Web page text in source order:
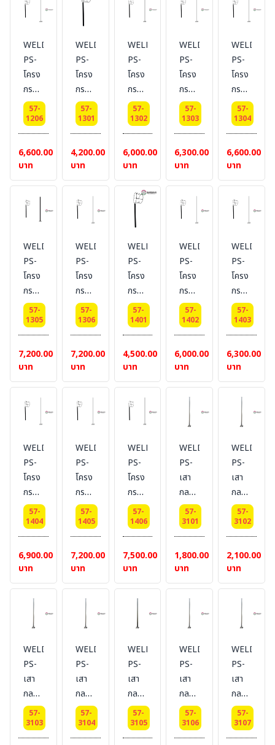
สูง 1
เมตร
สูง
1.5
สูง 2
เมตร
สูง
2.5
WELDING-
PS-
โครง
กรวย
ลม
บอก
ทิศทาง
Dai
30
cm.
สูง 3
เมตร
57-
1206
6,600.00
บาท
WELDING-
PS-
โครง
กรวย
ลม
บอก
ทิศทาง
Dai
45
cm.
57-
1301
4,200.00
บาท
WELDING-
PS-
โครง
กรวย
ลม
บอก
ทิศทาง
Dai
45
cm.
เสา
สูง 1
เมตร
57-
1302
6,000.00
บาท
WELDING-
PS-
โครง
กรวย
ลม
บอก
ทิศทาง
Dai
45
cm.
สูง
1.5
57-
1303
6,300.00
บาท
WELDING-
PS-
โครง
กรวย
ลม
บอก
ทิศทาง
Dai
45
cm.
สูง 2
เมตร
57-
1304
6,600.00
บาท
WELDING-
PS-
โครง
กรวย
ลม
บอก
ทิศทาง
Dai
45
cm.
สูง
2.5
57-
1305
7,200.00
บาท
WELDING-
PS-
โครง
กรวย
ลม
บอก
ทิศทาง
Dai
45
cm.
สูง 3
เมตร
57-
1306
7,200.00
บาท
WELDING-
PS-
โครง
กรวย
ลม
บอก
ทิศทาง
Dai
50
cm.
57-
1401
4,500.00
บาท
WELDING-
PS-
โครง
กรวย
ลม
บอก
ทิศทาง
Dai
50
cm.
เสา
สูง 1
เมตร
57-
1402
6,000.00
บาท
WELDING-
PS-
โครง
กรวย
ลม
บอก
ทิศทาง
ลม
Dia.50
Cm.
พร้อม
เสา
สูง
m.
57-
1403
6,300.00
บาท
WELDING-
PS-
โครง
กรวย
ลม
บอก
ทิศทาง
Dai
50
cm.
เสา
สูง 2
เมตร
57-
1404
6,900.00
บาท
WELDING-
PS-
โครง
กรวย
ลม
บอก
ทิศทาง
Dai
50
cm.
เสา
2.5
57-
1405
7,200.00
บาท
WELDING-
PS-
โครง
กรวย
ลม
บอก
ทิศทาง
Dai
50
cm.
เสา
สูง 3
เมตร
57-
1406
7,500.00
บาท
WELDING-
PS-
เสา
กลม
พ่นสี
รอง
พื้น
กัน
สนิม
พ่นสี
ภายนอก
สีบร
อนด์
1 นิ้ว
สูง 1
เมตร
+
เพลท
ขนาด
57-
3101
1,800.00
บาท
WELDING-
PS-
เสา
กลม
พ่นสี
รอง
พื้น
กัน
สนิม
พ่นสี
ภายนอก
สีบร
อนด์
1 นิ้ว
สูง
1.5
เมตร
+
เพลท
57-
3102
2,100.00
บาท
WELDING-
PS-
เสา
กลม
พ่นสี
รอง
พื้น
57-
3103
WELDING-
PS-
เสา
กลม
พ่นสี
รอง
พื้้
57-
3104
WELDING-
PS-
เสา
กลม
พ่นสี
รอง
พื้น
57-
3105
WELDING-
PS-
เสา
กลม
พ่นสี
รอง
พื้น
57-
3106
WELDING-
PS-
เสา
กลม
พ่นสี
รอง
พื้น
57-
3107